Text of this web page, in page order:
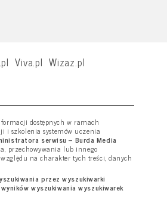
Viva.pl Wizaz.pl
dostępnych w ramach
i szkolenia systemów uczenia
serwisu – Burda Media
przechowywania lub innego
na charakter tych treści, danych
przez wyszukiwarki
wyszukiwania wyszukiwarek